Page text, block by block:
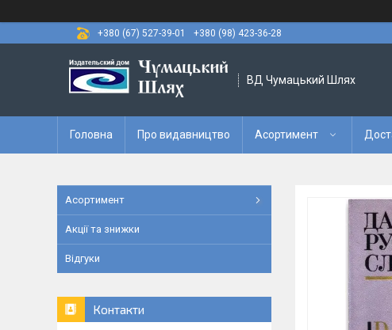
+380 (67) 527-39-01
+380 (98) 423-36-28
ВД Чумацький Шлях
Головна Про видавництво Асортимент
Асортимент
Акції та знижки
Відгуки
Контакти